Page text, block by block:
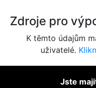
Zdroje pro
K těmto údajům
uživatelé.
Jste